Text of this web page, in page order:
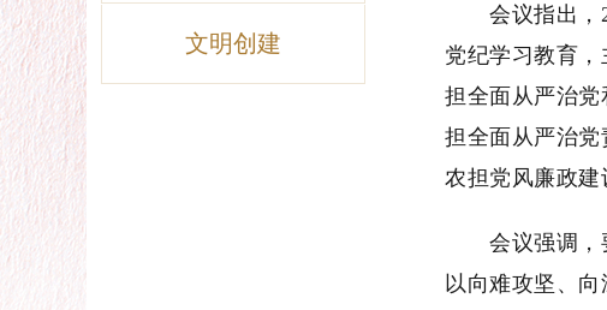
文明创建
会议指出，
党纪学习教育
担全面从严治
担全面从严治
农担党风廉政建
会议强调，要
以向难攻坚、